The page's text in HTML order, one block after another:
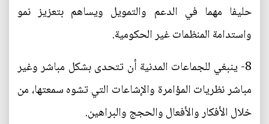
حليفا مهما في الدعم والتمويل ويساهم بتعزيز نمو
واستدامة المنظمات غير الحكومية.
8- ينبغي للجماعات المدنية أن تتحدى بشكل مباشر وغير
مباشر نظريات المؤامرة والإشاعات التي تشوه سمعتها، من
خلال الأفكار والأفعال والحجج والبراهين.